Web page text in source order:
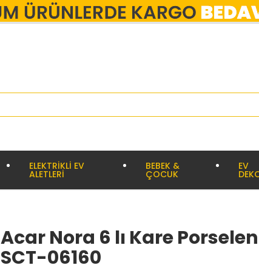
ELEKTRİKLİ EV
ALETLERİ
BEBEK &
ÇOCUK
EV
Acar Nora 6 lı Kare
SCT-06160